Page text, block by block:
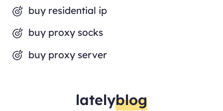
buy residential ip
buy proxy socks
buy proxy server
latelyblog